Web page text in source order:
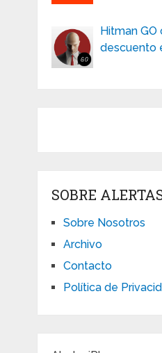
Hitman GO
descuento
SOBRE
Sobre Nosotros
Archivo
Contacto
Política de